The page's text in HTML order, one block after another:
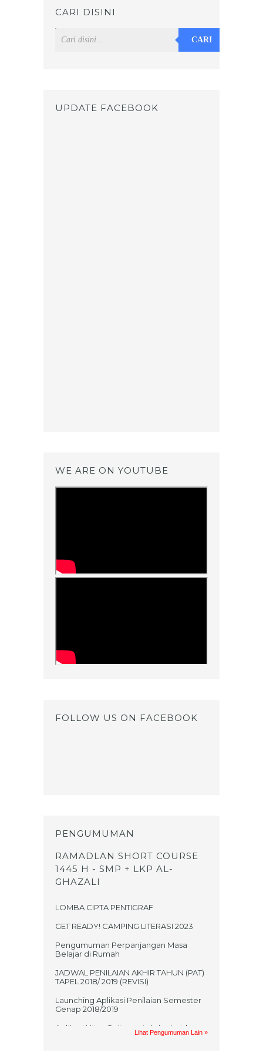
CARI DISINI
CARI
UPDATE FACEBOOK
WE ARE ON YOUTUBE
FOLLOW US ON FACEBOOK
PENGUMUMAN
RAMADLAN SHORT COURSE
1445 H - SMP + LKP AL-
GHAZALI
LOMBA CIPTA PENTIGRAF
GET READY! CAMPING LITERASI 2023
Pengumuman Perpanjangan Masa
Belajar di Rumah
JADWAL PENILAIAN AKHIR TAHUN (PAT)
TAPEL 2018/ 2019 (REVISI)
Launching Aplikasi Penilaian Semester
Genap 2018/2019
Aplikasi Ujian Online untuk Android
Lihat Pengumuman Lain »